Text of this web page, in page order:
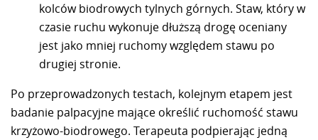
kolców biodrowych tylnych górnych. Staw, który w
czasie ruchu wykonuje dłuższą drogę oceniany
jest jako mniej ruchomy względem stawu po
drugiej stronie.
Po przeprowadzonych testach, kolejnym etapem jest
badanie palpacyjne mające określić ruchomość stawu
krzyżowo-biodrowego. Terapeuta podpierając jedną